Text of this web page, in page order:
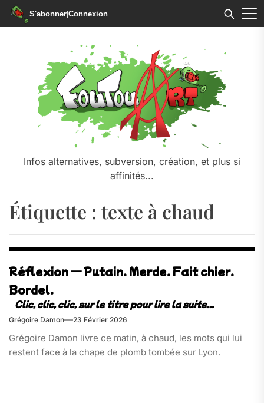
S'abonner|Connexion
Infos alternatives, subversion, création, et plus si
affinités...
Étiquette : texte à chaud
Réflexion — Putain. Merde. Fait chier.
Bordel.
Grégoire Damon 23 Février 2026
Grégoire Damon livre ce matin, à chaud, les mots qui lui
restent face à la chape de plomb tombée sur Lyon.